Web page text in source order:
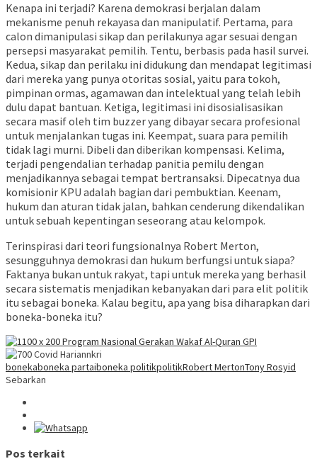
Kenapa ini terjadi? Karena demokrasi berjalan dalam
mekanisme penuh rekayasa dan manipulatif. Pertama, para
calon dimanipulasi sikap dan perilakunya agar sesuai dengan
persepsi masyarakat pemilih. Tentu, berbasis pada hasil survei.
Kedua, sikap dan perilaku ini didukung dan mendapat legitimasi
dari mereka yang punya otoritas sosial, yaitu para tokoh,
pimpinan ormas, agamawan dan intelektual yang telah lebih
dulu dapat bantuan. Ketiga, legitimasi ini disosialisasikan
secara masif oleh tim buzzer yang dibayar secara profesional
untuk menjalankan tugas ini. Keempat, suara para pemilih
tidak lagi murni. Dibeli dan diberikan kompensasi. Kelima,
terjadi pengendalian terhadap panitia pemilu dengan
menjadikannya sebagai tempat bertransaksi. Dipecatnya dua
komisionir KPU adalah bagian dari pembuktian. Keenam,
hukum dan aturan tidak jalan, bahkan cenderung dikendalikan
untuk sebuah kepentingan seseorang atau kelompok.
Terinspirasi dari teori fungsionalnya Robert Merton,
sesungguhnya demokrasi dan hukum berfungsi untuk siapa?
Faktanya bukan untuk rakyat, tapi untuk mereka yang berhasil
secara sistematis menjadikan kebanyakan dari para elit politik
itu sebagai boneka. Kalau begitu, apa yang bisa diharapkan dari
boneka-boneka itu?
bonekaboneka partaiboneka politikpolitikRobert MertonTony Rosyid
Sebarkan
Pos terkait